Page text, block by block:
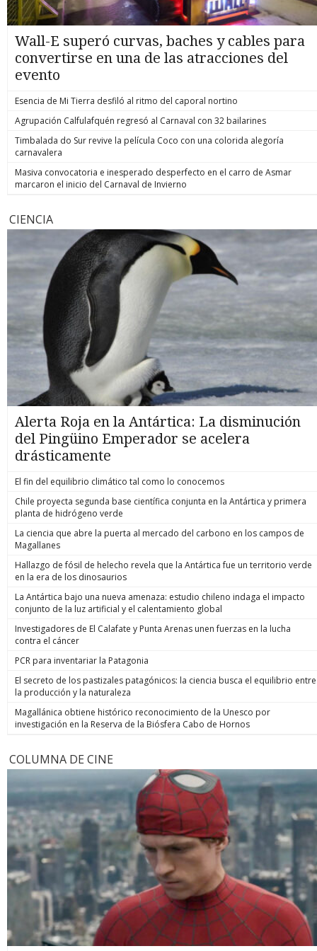
Wall-E superó curvas, baches y cables para
convertirse en una de las atracciones del
evento
Esencia de Mi Tierra desfiló al ritmo del caporal nortino
Agrupación Calfulafquén regresó al Carnaval con 32 bailarines
Timbalada do Sur revive la película Coco con una colorida alegoría
carnavalera
Masiva convocatoria e inesperado desperfecto en el carro de Asmar
marcaron el inicio del Carnaval de Invierno
CIENCIA
Alerta Roja en la Antártica: La disminución
del Pingüino Emperador se acelera
drásticamente
El fin del equilibrio climático tal como lo conocemos
Chile proyecta segunda base científica conjunta en la Antártica y primera
planta de hidrógeno verde
La ciencia que abre la puerta al mercado del carbono en los campos de
Magallanes
Hallazgo de fósil de helecho revela que la Antártica fue un territorio verde
en la era de los dinosaurios
La Antártica bajo una nueva amenaza: estudio chileno indaga el impacto
conjunto de la luz artificial y el calentamiento global
Investigadores de El Calafate y Punta Arenas unen fuerzas en la lucha
contra el cáncer
PCR para inventariar la Patagonia
El secreto de los pastizales patagónicos: la ciencia busca el equilibrio entre
la producción y la naturaleza
Magallánica obtiene histórico reconocimiento de la Unesco por
investigación en la Reserva de la Biósfera Cabo de Hornos
COLUMNA DE CINE